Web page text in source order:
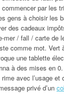
par les
gens à choisir les
des cadeaux
mer / fall / carte de
comme mot. Vert
une tablette
à des mises en
avec l’usage et
privé d’un